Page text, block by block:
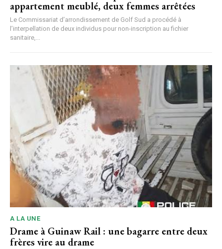
appartement meublé, deux femmes arrêtées
Le Commissariat d’arrondissement de Golf Sud a procédé à
l’interpellation de deux individus pour non-inscription au fichier
sanitaire,...
A LA UNE
Drame à Guinaw Rail : une bagarre entre deux
frères vire au drame